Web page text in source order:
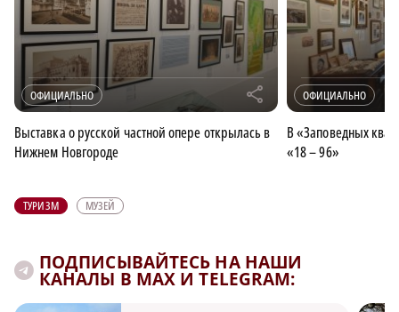
ОФИЦИАЛЬНО r
Выставка о русской частной опере открылась в
Нижнем Новгороде
ОФИЦИАЛЬНО
В «Заповедных
«18 – 96»
ТУРИЗМ МУЗЕЙ
ПОДПИСЫВАЙТЕСЬ НА НАШИ
КАНАЛЫ В MAX И TELEGRAM: